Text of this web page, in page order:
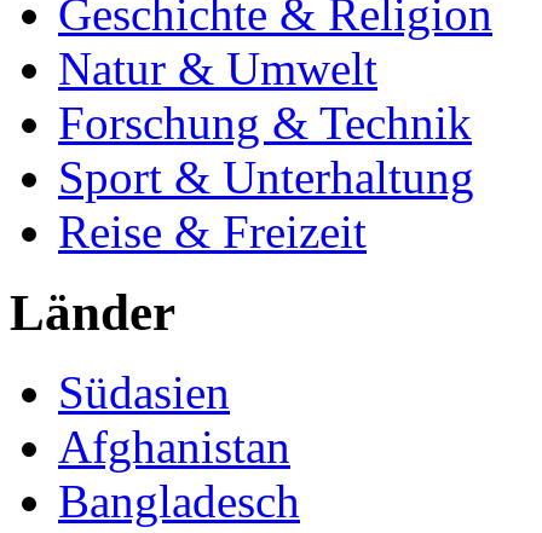
Geschichte & Religion
Natur & Umwelt
Forschung & Technik
Sport & Unterhaltung
Reise & Freizeit
Länder
Südasien
Afghanistan
Bangladesch